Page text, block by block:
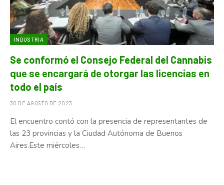
INDUSTRIA
Se conformó el Consejo Federal del Cannabis
que se encargará de otorgar las licencias en
todo el país
30 DE AGOSTO DE 2023
El encuentro contó con la presencia de representantes de
las 23 provincias y la Ciudad Autónoma de Buenos
Aires.Este miércoles…